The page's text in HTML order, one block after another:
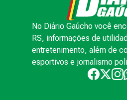
No Diário Gaúcho você
RS, informações de
entretenimento, além de
esportivos e jornalismo